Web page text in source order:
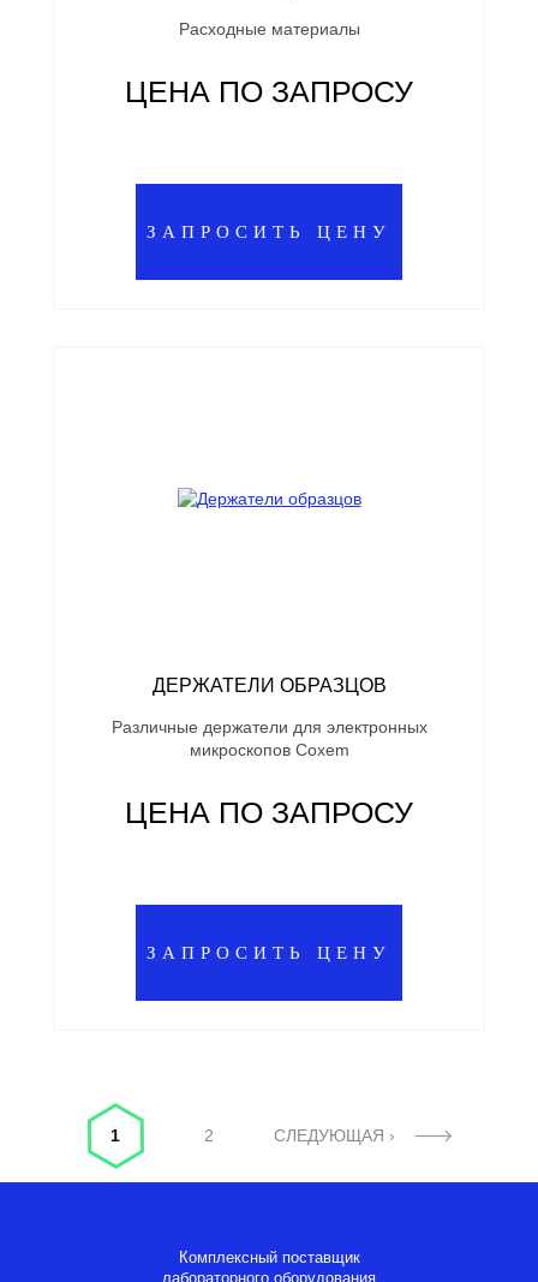
Расходные материалы
ЦЕНА ПО ЗАПРОСУ
ЗАПРОСИТЬ ЦЕНУ
ДЕРЖАТЕЛИ ОБРАЗЦОВ
Различные держатели для электронных
микроскопов Coxem
ЦЕНА ПО ЗАПРОСУ
ЗАПРОСИТЬ ЦЕНУ
1 2 СЛЕДУЮЩАЯ ›
Комплексный поставщик
лабораторного оборудования